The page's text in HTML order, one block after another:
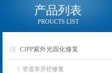
产品列表
PROUCTS LIST
CIPP紫外光固化修复
管道非开挖修复